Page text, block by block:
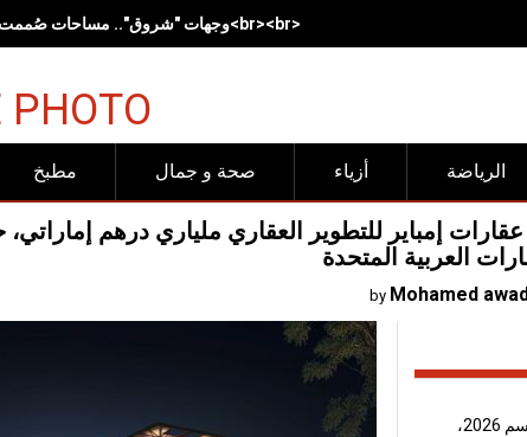
<br><br>وجهات "شروق".. مساحات صُممت لتجعل الحركة وأنماط<br>الحياة الصحية جزءاً طبيعياً من الحياة اليومية<span lang="EN" dir="LTR" style="font-size:17.0pt;line-height:150%"></span><br><br>
PHOTO
مطبخ صحة و جمال أزياء الرياضة
إمباير للتطوير العقاري ملياري درهم
العربية المتحدة
Mohamed
إنتاج القمح في مصر خلال موسم 2026،